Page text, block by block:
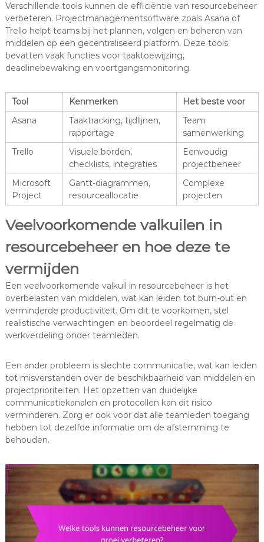
Verschillende tools kunnen de efficiëntie van resourcebeheer
verbeteren. Projectmanagementsoftware zoals Asana of
Trello helpt teams bij het plannen, volgen en beheren van
middelen op een gecentraliseerd platform. Deze tools
bevatten vaak functies voor taaktoewijzing,
deadlinebewaking en voortgangsmonitoring.
Tool Kenmerken
Het beste voor
Asana
Taaktracking, tijdlijnen,
rapportage
Team
samenwerking
Trello
Visuele borden,
checklists, integraties
Eenvoudig
projectbeheer
Microsoft
Project
Gantt-diagrammen,
resourceallocatie
Complexe
projecten
Veelvoorkomende valkuilen in
resourcebeheer en hoe deze te
vermijden
Een veelvoorkomende valkuil in resourcebeheer is het
overbelasten van middelen, wat kan leiden tot burn-out en
verminderde productiviteit. Om dit te voorkomen, stel
realistische verwachtingen en beoordeel regelmatig de
werkverdeling onder teamleden.
Een ander probleem is slechte communicatie, wat kan leiden
tot misverstanden over de beschikbaarheid van middelen en
projectprioriteiten. Het opzetten van duidelijke
communicatiekanalen en protocollen kan dit risico
verminderen. Zorg er ook voor dat alle teamleden toegang
hebben tot dezelfde informatie om de afstemming te
behouden.